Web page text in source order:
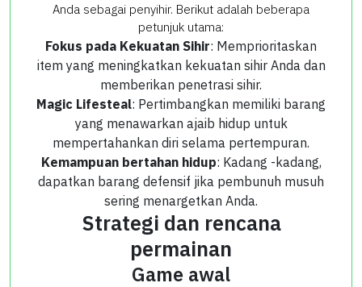
Anda sebagai penyihir. Berikut adalah beberapa
petunjuk utama:
Fokus pada Kekuatan Sihir: Memprioritaskan
item yang meningkatkan kekuatan sihir Anda dan
memberikan penetrasi sihir.
Magic Lifesteal: Pertimbangkan memiliki barang
yang menawarkan ajaib hidup untuk
mempertahankan diri selama pertempuran.
Kemampuan bertahan hidup: Kadang -kadang,
dapatkan barang defensif jika pembunuh musuh
sering menargetkan Anda.
Strategi dan rencana
permainan
Game awal